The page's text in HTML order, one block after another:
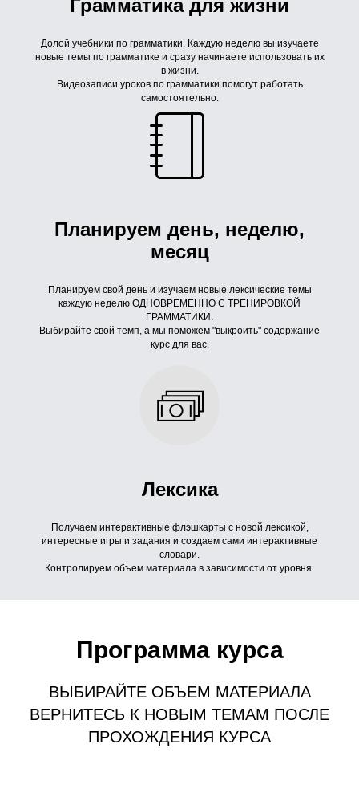
Грамматика для жизни
Долой учебники по грамматики. Каждую неделю вы изучаете
новые темы по грамматике и сразу начинаете использовать их
в жизни.
Видеозаписи уроков по грамматики помогут работать
самостоятельно.
Планируем день, неделю,
месяц
Планируем свой день и изучаем новые лексические темы
каждую неделю ОДНОВРЕМЕННО С ТРЕНИРОВКОЙ
ГРАММАТИКИ.
Выбирайте свой темп, а мы поможем "выкроить" содержание
курс для вас.
Лексика
Получаем интерактивные флэшкарты с новой лексикой,
интересные игры и задания и создаем сами интерактивные
словари.
Контролируем объем материала в зависимости от уровня.
Программа курса
ВЫБИРАЙТЕ ОБЪЕМ МАТЕРИАЛА
ВЕРНИТЕСЬ К НОВЫМ ТЕМАМ ПОСЛЕ
ПРОХОЖДЕНИЯ КУРСА